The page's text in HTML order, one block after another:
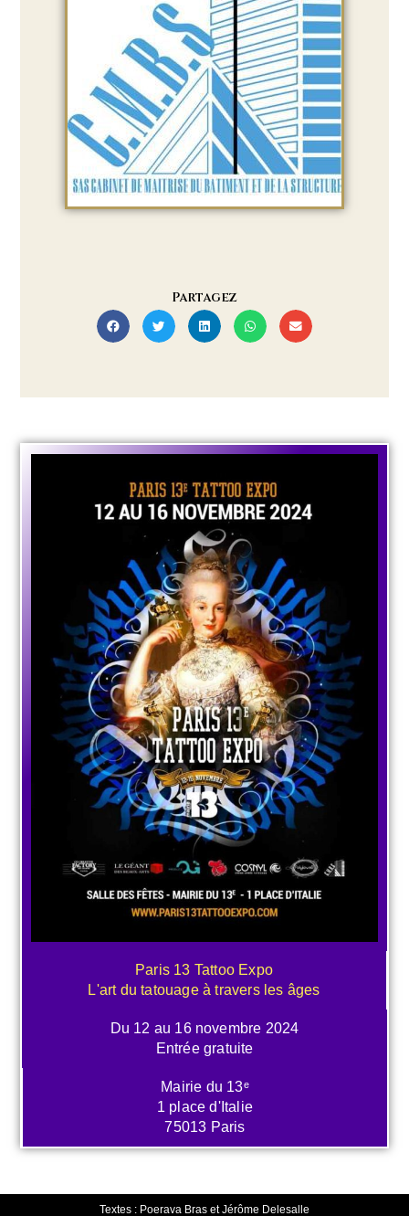
Partagez
Paris 13 Tattoo Expo
L'art du tatouage à travers les âges
Du 12 au 16 novembre 2024
Entrée gratuite
Mairie du 13ᵉ
1 place d'Italie
75013 Paris
Textes : Poerava Bras et Jérôme Delesalle